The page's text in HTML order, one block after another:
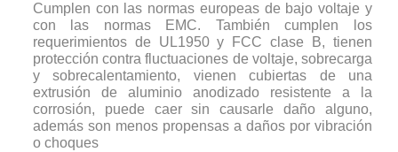
Cumplen con las normas europeas de bajo voltaje y
con las normas EMC. También cumplen los
requerimientos de UL1950 y FCC clase B, tienen
protección contra fluctuaciones de voltaje, sobrecarga
y sobrecalentamiento, vienen cubiertas de una
extrusión de aluminio anodizado resistente a la
corrosión, puede caer sin causarle daño alguno,
además son menos propensas a daños por vibración
o choques